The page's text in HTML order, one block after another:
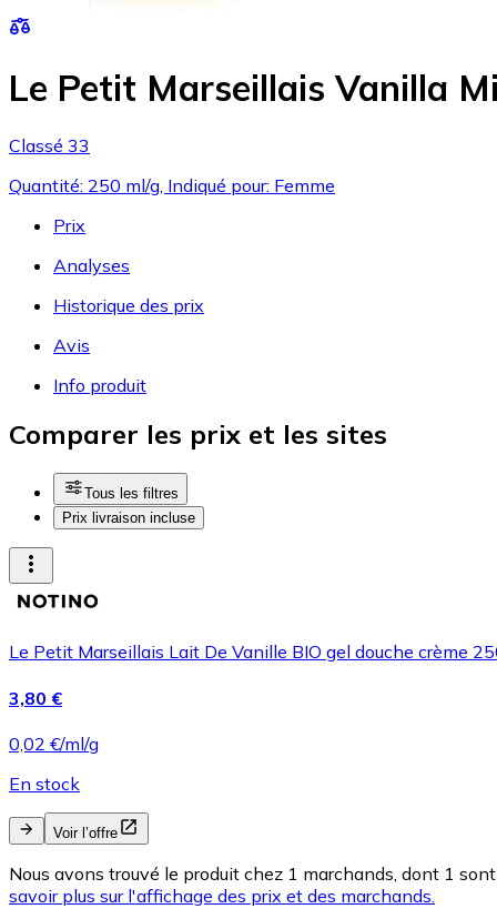
Le Petit Marseillais Vanilla
Classé 33
Quantité: 250 ml/g, Indiqué pour: Femme
Prix
Analyses
Historique des prix
Avis
Info produit
Comparer les prix et les sites
Tous les filtres
Prix livraison incluse
Le Petit Marseillais Lait De Vanille BIO gel douche crème
3,80 €
0,02 €/ml/g
En stock
Voir l’offre
Nous avons trouvé le produit chez 1 marchands, dont 1
savoir plus sur l'affichage des prix et des marchands.